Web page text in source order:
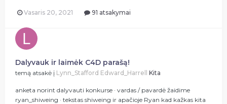
Vasaris 20, 2021 91 atsakymai
Dalyvauk ir laimėk C4D parašą!
temą atsakė į Lynn_Stafford Edward_Harrell Kita
anketa norint dalyvauti konkurse · vardas / pavardė žaidime
ryan_shiweing · tekstas shiweing ir apačioje Ryan kad kažkas kita